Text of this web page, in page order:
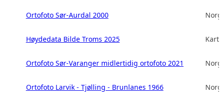
Ortofoto Sør-Aurdal 2000
Høydedata Bilde Troms 2025
Ortofoto Sør-Varanger midlertidig ortofoto 2021
Ortofoto Larvik - Tjølling - Brunlanes 1966